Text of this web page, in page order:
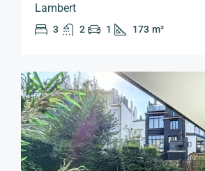
Lambert
3 2 1 173 m²